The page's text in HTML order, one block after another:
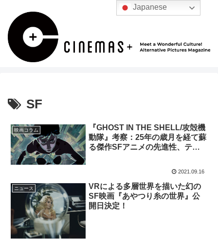
SF
映画コラム
『GHOST IN THE SHELL/攻殻機
動隊』考察：25年の歳月を経て蘇
る傑作SFアニメの先進性、テー
2021.09.16
ニュース
VRによる多層世界を描いた幻の
SF映画『あやつり糸の世界』公
開日決定！
Japanese